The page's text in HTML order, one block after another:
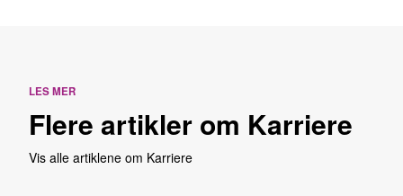
LES MER
Flere artikler om Karriere
Vis alle artiklene om Karriere